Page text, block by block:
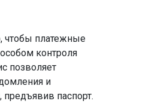
чтобы платежные
контроля
позволяет
и
паспорт.